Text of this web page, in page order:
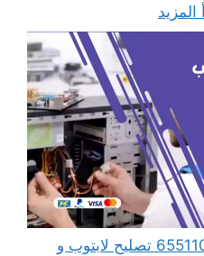
المزيد
مهندس كمبيوتر صبحان 65511033 تصليح لابتوب و